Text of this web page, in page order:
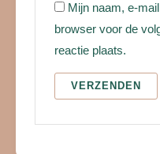
Mijn naam, e-
browser voor de
reactie plaats.